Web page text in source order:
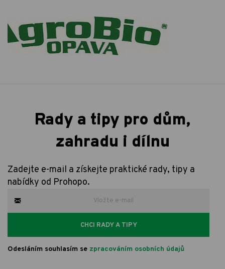
Rady a tipy pro dům,
zahradu i dílnu
Zadejte e-mail a získejte praktické rady, tipy a
nabídky od Prohopo.
CHCI RADY A TIPY
Odesláním souhlasím se zpracováním osobních údajů